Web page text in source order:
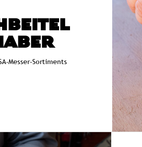
Messer-Sortiments